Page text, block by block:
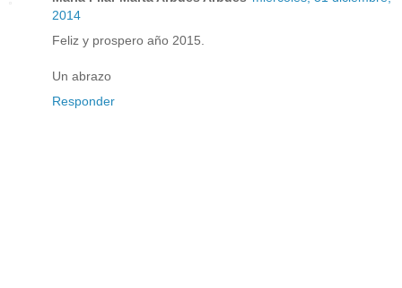
2014
Feliz y prospero año 2015.
Un abrazo
Responder